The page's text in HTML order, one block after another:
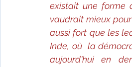
existait une forme
vaudrait mieux
aussi fort que les
Inde, où  la
aujourd'hui en